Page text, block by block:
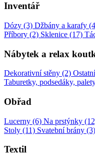
Inventář
Dózy (3) Džbány a karafy
Příbory (2) Sklenice (17)
Nábytek a relax
Dekorativní stěny (2)
Taburetky, podsedáky,
Obřad
Lucerny (6) Na prstýnky
Stoly (11) Svatební brány (3)
Textil